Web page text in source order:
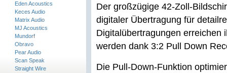
Eden Acoustics
Keces Audio
Matrix Audio
MJ Acoustics
Mundorf
Obravo
Pear Audio
Scan Speak
Straight Wire
Der großzügige 42-Zoll-
digitaler Übertragung für
Digitalübertragungen erreichen
werden dank 3:2 Pull Down
Die Pull-Down-Funktion